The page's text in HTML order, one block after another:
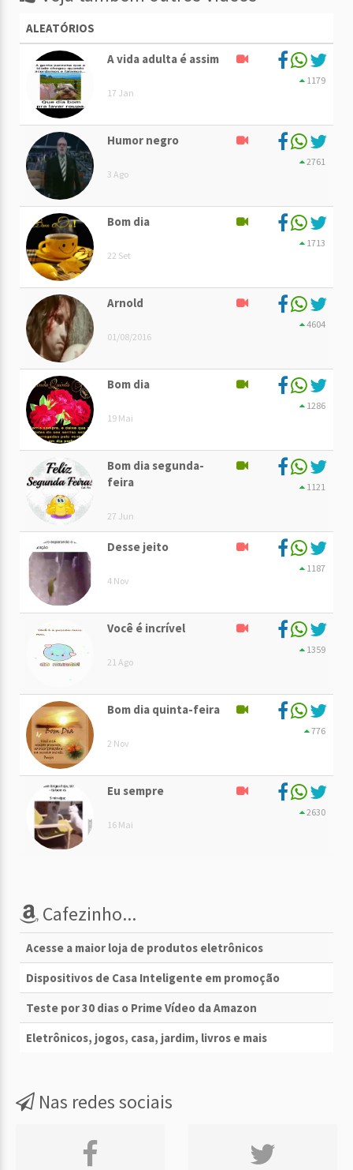
ALEATÓRIOS
A vida adulta é assim
17 Jan
1179
Humor negro
3 Ago
2761
Bom dia
22 Set
1713
Arnold
01/08/2016
4604
Bom dia
19 Mai
1286
Bom dia segunda-
feira
27 Jun
1121
Desse jeito
4 Nov
1187
Você é incrível
21 Ago
1359
Bom dia quinta-feira
2 Nov
776
Eu sempre
16 Mai
2630
Cafezinho...
Acesse a maior loja de produtos eletrônicos
Dispositivos de Casa Inteligente em promoção
Teste por 30 dias o Prime Vídeo da Amazon
Eletrônicos, jogos, casa, jardim, livros e mais
Nas redes sociais